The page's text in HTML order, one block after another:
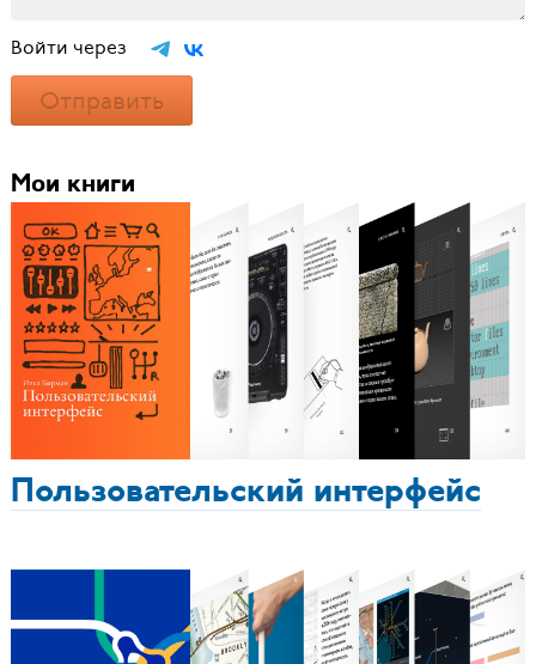
Войти через
Отправить
Мои книги
Пользовательский интерфейс